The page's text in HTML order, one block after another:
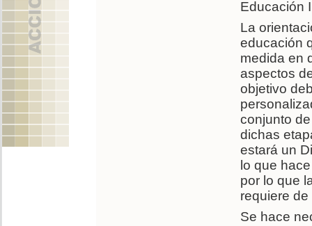
Educación
La
educación
medida en
aspectos
objetivo
conjunto
dichas
estará un
lo que
por lo que
requiere
Se hace